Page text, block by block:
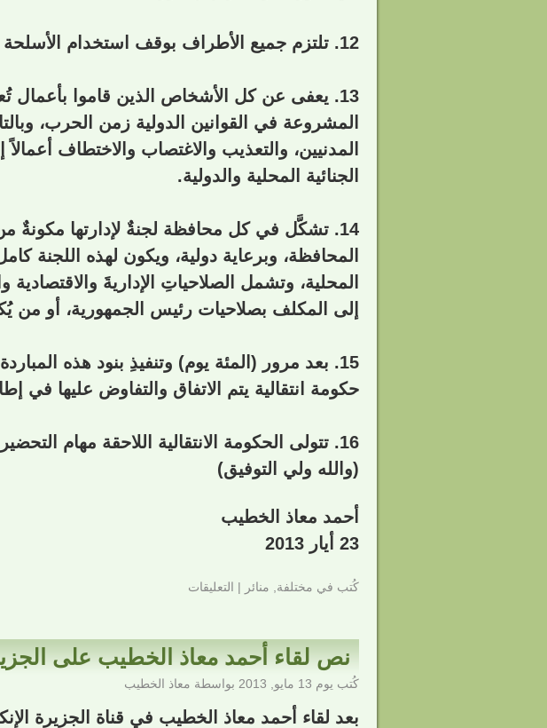
12. تلتزم جميع الأطراف بوقف استخدام الأسلحة الثقيلة، وتحت الرقابة الدولية.
13. يعفى عن كل الأشخاص الذين قاموا بأعمال
المشروعة في القوانين الدولية زمن الحرب،
المدنيين، والتعذيب والاغتصاب والاختطاف
الجنائية المحلية والدولية.
14. تشكَّل في كل محافظة لجنةٌ لإدارتها
المحافظة، وبرعاية دولية، ويكون لهذه اللجنة
المحلية، وتشمل الصلاحياتِ الإداريةَ والاقتصادية
إلى المكلف بصلاحيات رئيس الجمهورية، أو من
15. بعد مرور (المئة يوم) وتنفيذِ بنود هذه
حكومة انتقالية يتم الاتفاق والتفاوض عليها في
16. تتولى الحكومة الانتقالية اللاحقة مهام التحضير والتأسيس لسورية الجديدة.
(والله ولي التوفيق)
أحمد معاذ الخطيب
23 أيار 2013
كُتب في مختلفة منائر | التعليقات
نص لقاء أحمد معاذ الخطيب على
كُتب يوم 13 مايو, 2013 بواسطة معاذ الخطيب
بعد لقاء أحمد معاذ الخطيب في قناة الجزيرة